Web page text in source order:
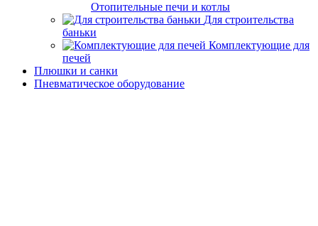
Отопительные печи и котлы
Для строительства
баньки
Комплектующие для
печей
Плюшки и санки
Пневматическое оборудование